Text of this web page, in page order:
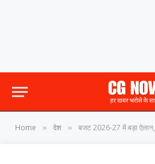
Home » देश » बजट 2026-27 में बड़ा ऐलान,